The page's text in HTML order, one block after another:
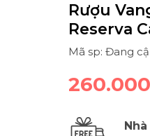
Rượu
Reserva
Mã sp: Đang